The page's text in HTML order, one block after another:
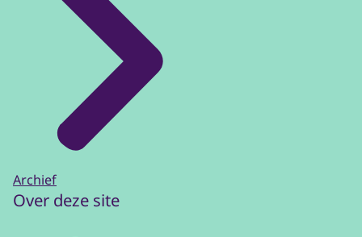
Archief
Over deze site